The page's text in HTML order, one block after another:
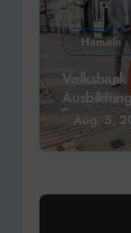
Hameln
Aug. 5,